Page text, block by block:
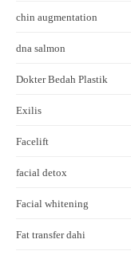
chin augmentation
dna salmon
Dokter Bedah Plastik
Exilis
Facelift
facial detox
Facial whitening
Fat transfer dahi